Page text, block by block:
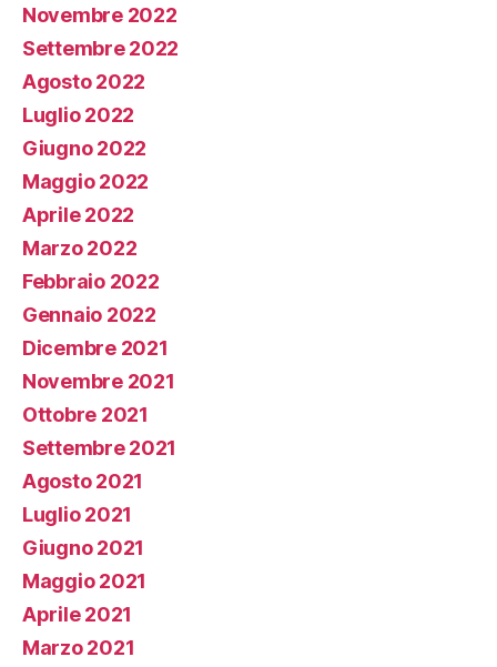
Novembre 2022
Settembre 2022
Agosto 2022
Luglio 2022
Giugno 2022
Maggio 2022
Aprile 2022
Marzo 2022
Febbraio 2022
Gennaio 2022
Dicembre 2021
Novembre 2021
Ottobre 2021
Settembre 2021
Agosto 2021
Luglio 2021
Giugno 2021
Maggio 2021
Aprile 2021
Marzo 2021